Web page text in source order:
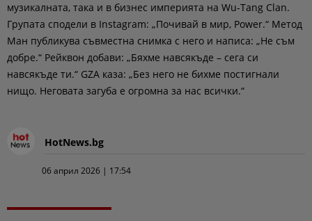
музикалната, така и в бизнес империята на Wu-Tang Clan.
Групата сподели в Instagram: „Почивай в мир, Power.“ Метод
Ман публикува съвместна снимка с него и написа: „Не съм
добре.“ Рейквон добави: „Бяхме навсякъде – сега си
навсякъде ти.“ GZA каза: „Без него не бихме постигнали
нищо. Неговата загуба е огромна за нас всички.“
HotNews.bg
06 април 2026 | 17:54